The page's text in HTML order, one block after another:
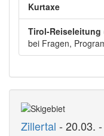
Kurtaxe
Tirol-Reiseleitung
bei Fragen,
Zillertal - 20.03.